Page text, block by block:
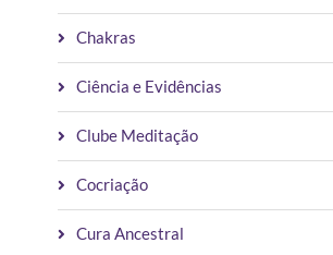
Chakras
Ciência e Evidências
Clube Meditação
Cocriação
Cura Ancestral